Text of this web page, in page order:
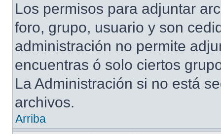
Los permisos para adjuntar
foro, grupo, usuario y son
administración no permite
encuentras ó solo ciertos
La Administración si no está
archivos.
Arriba